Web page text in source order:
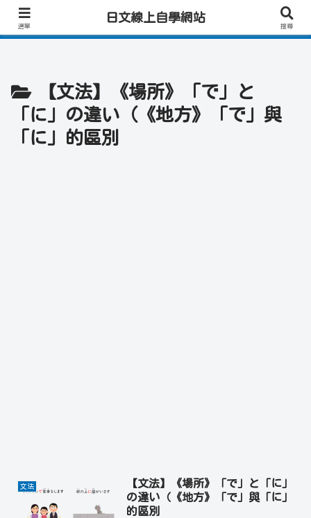
日文學習首選｜快速學會實用日文｜專業日籍老師一對一線上教學｜高效會話練
【文法】《場所》「で」と
「に」の違い（《地方》「で」與
「に」的區別
文法
【文法】《場所》「で」と「に」
の違い（《地方》「で」與「に」
的區別
選單
日文線上自學網站
搜尋